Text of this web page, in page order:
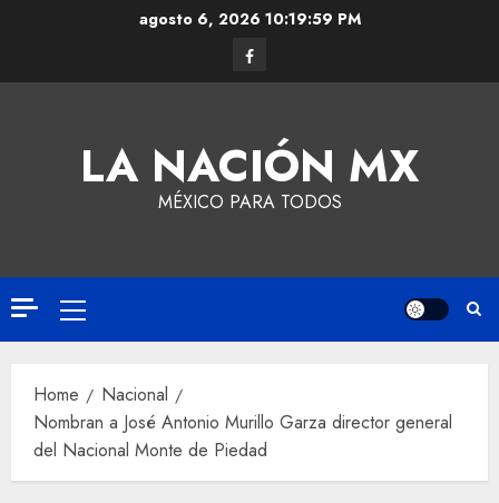
agosto 6, 2026 10:19:59 PM
LA NACIÓN MX
MÉXICO PARA TODOS
Home
Nacional
Nombran a José Antonio Murillo Garza director general
del Nacional Monte de Piedad